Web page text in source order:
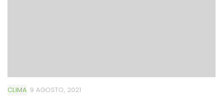
CLIMA 9 AGOSTO, 2021